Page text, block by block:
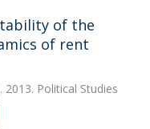
of the
of rent
2013. Political Studies